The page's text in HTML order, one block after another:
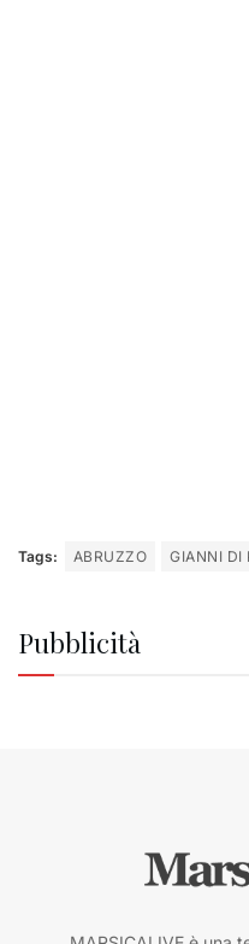
Tags: ABRUZZO GIANNI DI
Pubblicità